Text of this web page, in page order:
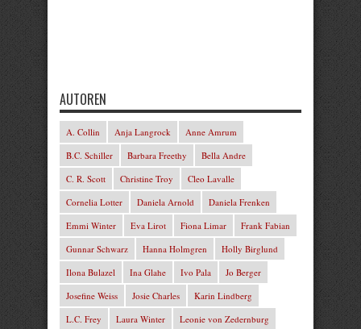
AUTOREN
A. Collin Anja Langrock
Anne Amrum
B.C. Schiller
Barbara Freethy
Bella Andre
C. R. Scott
Christine Troy
Cleo Lavalle
Cornelia Lotter
Daniela Arnold
Daniela Frenken
Emmi Winter
Eva Lirot Fiona Limar
Frank Fabian
Gunnar Schwarz
Hanna Holmgren
Holly Birglund
Ilona Bulazel
Ina Glahe Ivo Pala
Jo Berger
Josefine Weiss
Josie Charles
Karin Lindberg
L.C. Frey
Laura Winter Leonie von Zedernburg